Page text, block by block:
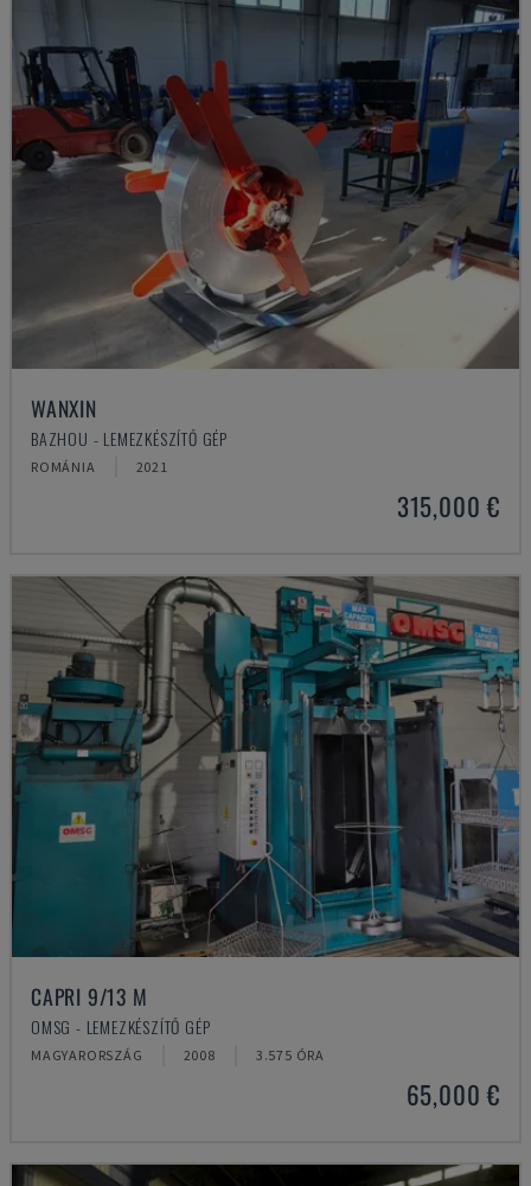
WANXIN
BAZHOU - LEMEZKÉSZÍTŐ GÉP
ROMÁNIA 2021
315,000 €
CAPRI 9/13 M
OMSG - LEMEZKÉSZÍTŐ GÉP
MAGYARORSZÁG 2008 3.575 ÓRA
65,000 €